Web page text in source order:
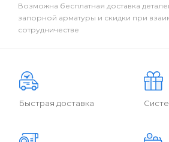
Возможна бесплатная доставка
запорной арматуры и скидки при
сотрудничестве
Быстрая доставка